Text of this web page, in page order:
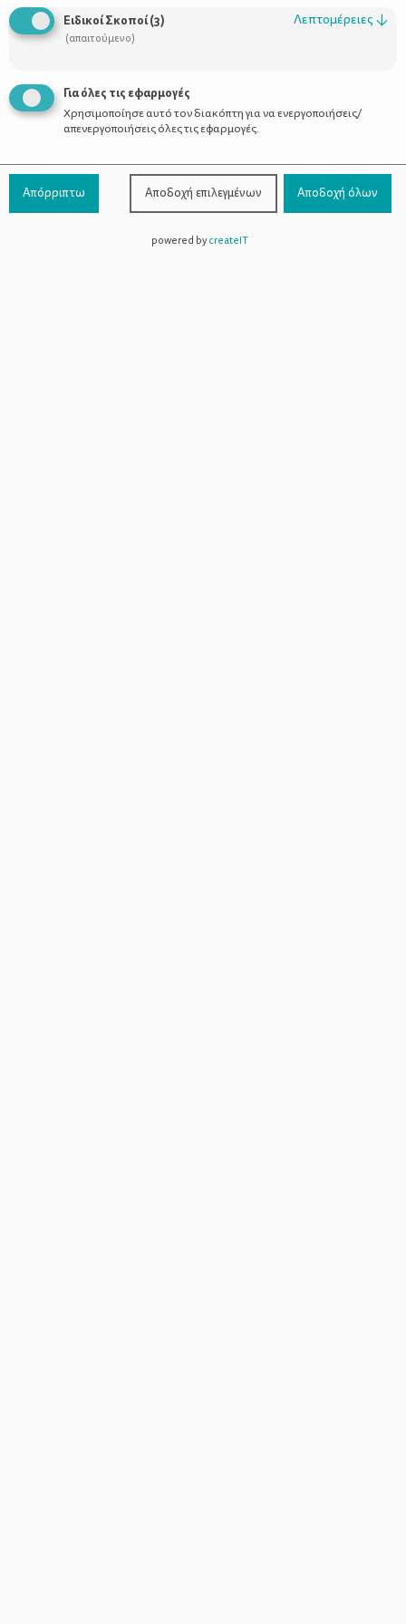
Βαθμολογήστε αυτό το άρθρο :
Λήξη:21:30:00 25-09-2018, Έναρξη:18:00:00, Λήξη:21:30:00 26-
09-2018, Έναρξη:18:00:00, Λήξη:21:30:00 27-09-2018,
Έναρξη:18:00:00, Λήξη:21:30:00 28-09-2018, Έναρξη:18:00:00,
Ειδικοί Σκοποί(3)
(απαιτούμενο)
Λεπτομέρειες ↓
Για όλες τις εφαρμογές
Χρησιμοποίησε αυτό τον διακόπτη για να ενεργοποιήσεις/
απενεργοποιήσεις όλες τις εφαρμογές.
Απόρριπτω Αποδοχή επιλεγμένων Αποδοχή όλων
powered bycreateIT